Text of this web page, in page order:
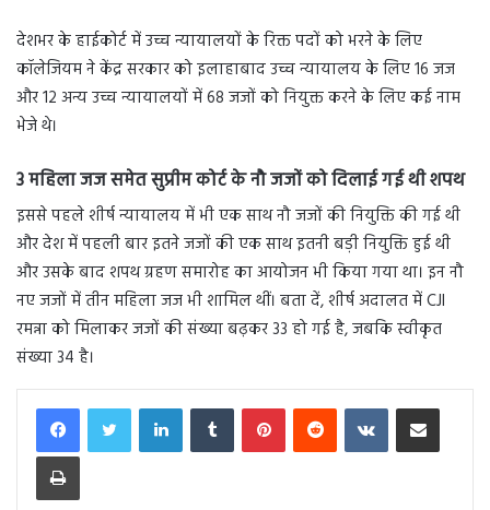
देशभर के हाईकोर्ट में उच्च न्यायालयों के रिक्त पदों को भरने के लिए
कॉलेजियम ने केंद्र सरकार को इलाहाबाद उच्च न्यायालय के लिए 16 जज
और 12 अन्य उच्च न्यायालयों में 68 जजों को नियुक्त करने के लिए कई नाम
भेजे थे।
3 महिला जज समेत सुप्रीम कोर्ट के नौ जजों को दिलाई गई थी शपथ
इससे पहले शीर्ष न्यायालय में भी एक साथ नौ जजों की नियुक्ति की गई थी
और देश में पहली बार इतने जजों की एक साथ इतनी बड़ी नियुक्ति हुई थी
और उसके बाद शपथ ग्रहण समारोह का आयोजन भी किया गया था। इन नौ
नए जजों में तीन महिला जज भी शामिल थीं। बता दें, शीर्ष अदालत में CJI
रमन्ना को मिलाकर जजों की संख्या बढ़कर 33 हो गई है, जबकि स्वीकृत
संख्या 34 है।
LinkedInTumblr PinterestReddit VKontakteShare via Email
Print